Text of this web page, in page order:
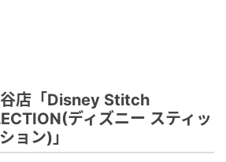
店「Disney Stitch
ディズニー スティッ
ョン)」